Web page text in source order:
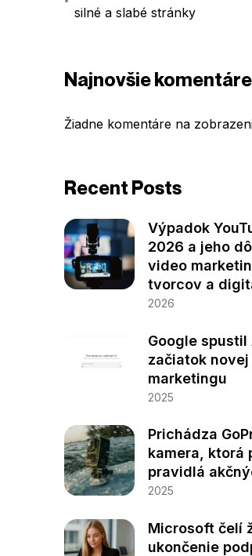
silné a slabé stránky
Najnovšie komentáre
Žiadne komentáre na
Recent Posts
Výpadok
2026 a jeho
video
tvorcov a
2026
Google spustil
začiatok novej
marketingu
2025
Prichádza
kamera, ktorá
pravidlá
2025
Microsoft čelí
ukončenie